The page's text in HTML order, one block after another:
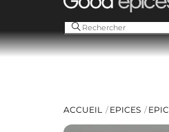
ACCUEIL EPICES